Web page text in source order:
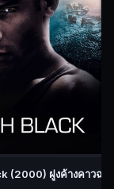
(2000) ฝูงค้างคาวฉล